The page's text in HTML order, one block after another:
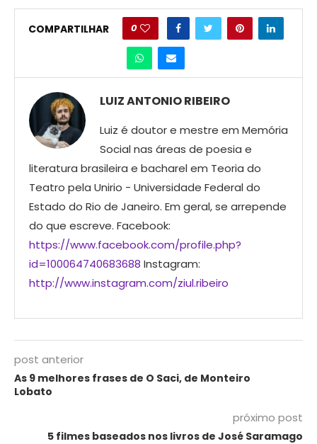
COMPARTILHAR 0
LUIZ ANTONIO RIBEIRO
Luiz é doutor e mestre em Memória
Social nas áreas de poesia e
literatura brasileira e bacharel em Teoria do
Teatro pela Unirio - Universidade Federal do
Estado do Rio de Janeiro. Em geral, se arrepende
do que escreve. Facebook:
https://www.facebook.com/profile.php?
id=100064740683688 Instagram:
http://www.instagram.com/ziul.ribeiro
post anterior
As 9 melhores frases de O Saci, de Monteiro
Lobato
próximo post
5 filmes baseados nos livros de José Saramago